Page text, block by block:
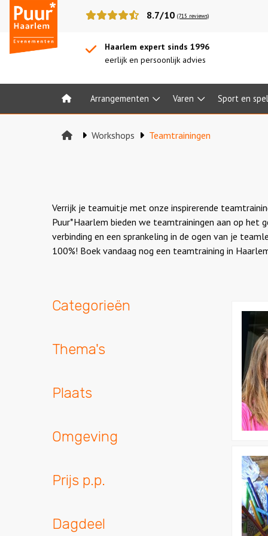
Puur*
Haarlem
bedrijfsuitjes
8.7/10 (715 reviews)
Haarlem expert sinds 1996
eerlijk en persoonlijk advies
Home Arrangementen Varen Sport en spel
Workshops Teamtrainingen
Verrijk je teamuitje met onze inspirerende
Puur*Haarlem bieden we teamtrainingen aan op het
verbinding en een sprankeling in de ogen van je
100%! Boek vandaag nog een teamtraining in
Categorieën
Thema's
Plaats
Omgeving
Prijs p.p.
Dagdeel
Workshop